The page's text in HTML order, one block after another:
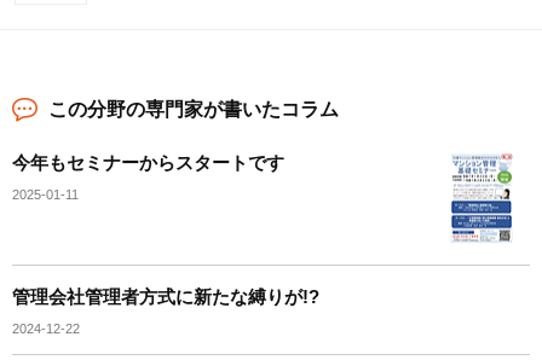
この分野の専門家が書いたコラム
今年もセミナーからスタートです
2025-01-11
管理会社管理者方式に新たな縛りが!?
2024-12-22